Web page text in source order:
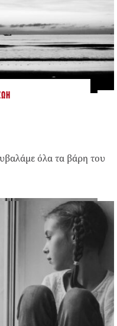
όλα τα βάρη του